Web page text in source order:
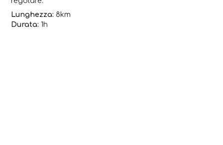
Lunghezza: 8km
Durata: 1h